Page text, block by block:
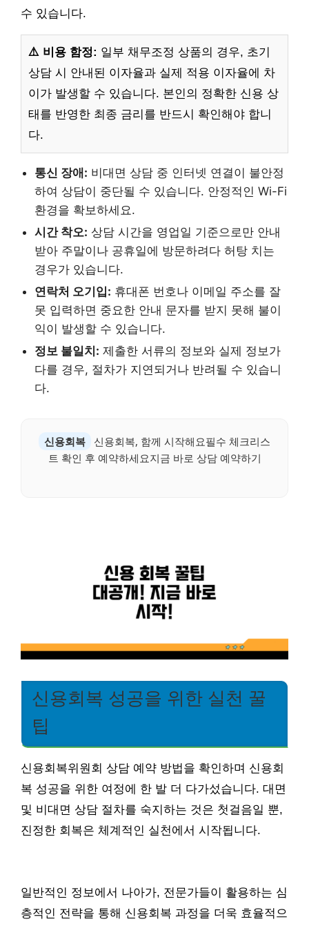
수 있습니다.
⚠️ 비용 함정: 일부 채무조정 상품의 경우, 초기
상담 시 안내된 이자율과 실제 적용 이자율에 차
이가 발생할 수 있습니다. 본인의 정확한 신용 상
태를 반영한 최종 금리를 반드시 확인해야 합니
다.
통신 장애: 비대면 상담 중 인터넷 연결이 불안정
하여 상담이 중단될 수 있습니다. 안정적인 Wi-Fi
환경을 확보하세요.
시간 착오: 상담 시간을 영업일 기준으로만 안내
받아 주말이나 공휴일에 방문하려다 허탕 치는
경우가 있습니다.
연락처 오기입: 휴대폰 번호나 이메일 주소를 잘
못 입력하면 중요한 안내 문자를 받지 못해 불이
익이 발생할 수 있습니다.
정보 불일치: 제출한 서류의 정보와 실제 정보가
다를 경우, 절차가 지연되거나 반려될 수 있습니
다.
신용회복
신용회복, 함께 시작해요필수 체크리스
트 확인 후 예약하세요지금 바로 상담 예약하기
신용회복 성공을 위한 실천 꿀
팁
신용회복위원회 상담 예약 방법을 확인하며 신용회
복 성공을 위한 여정에 한 발 더 다가섰습니다. 대면
및 비대면 상담 절차를 숙지하는 것은 첫걸음일 뿐,
진정한 회복은 체계적인 실천에서 시작됩니다.
일반적인 정보에서 나아가, 전문가들이 활용하는 심
층적인 전략을 통해 신용회복 과정을 더욱 효율적으